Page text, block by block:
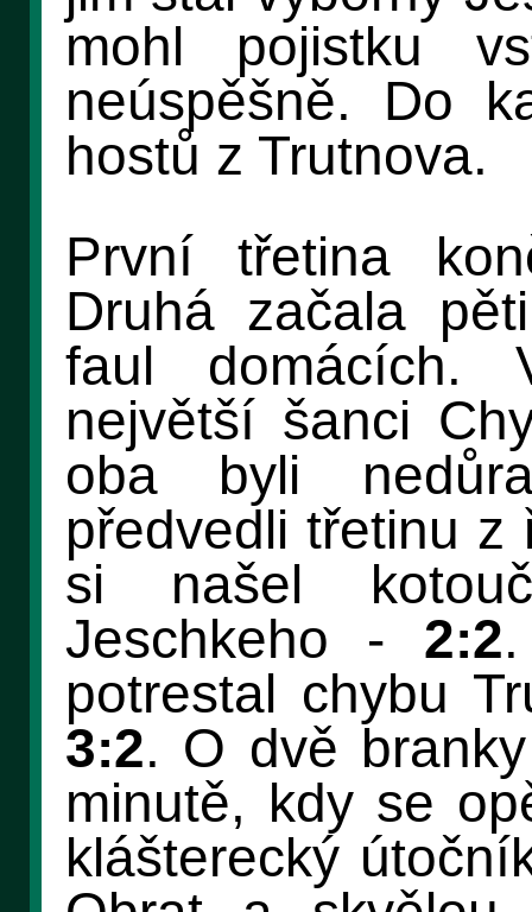
mohl pojistku
neúspěšně. Do
hostů z Trutnova.
První třetina
Druhá začala
faul domácích.
největší šanci
oba byli
předvedli třetinu
si našel
Jeschkeho - 2:2
potrestal chybu
3:2. O dvě
minutě, kdy se
klášterecký